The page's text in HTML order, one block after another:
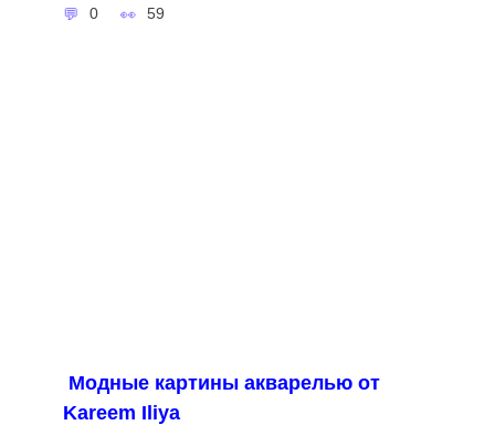
0 59
Модные картины акварелью от
Kareem Iliya